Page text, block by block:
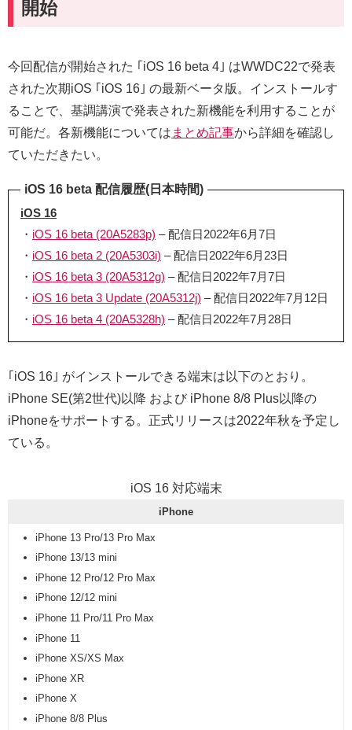
開始
今回配信が開始された ｢iOS 16 beta 4｣ はWWDC22で発表
された次期iOS ｢iOS 16｣ の最新ベータ版。インストールす
ることで、基調講演で発表された新機能を利用することが
可能だ。各新機能については まとめ記事から詳細を確認し
ていただきたい。
iOS 16 beta 配信履歴(日本時間)
iOS 16
・ iOS 16 beta (20A5283p) – 配信日2022年6月7日
・ iOS 16 beta 2 (20A5303i) – 配信日2022年6月23日
・ iOS 16 beta 3 (20A5312g) – 配信日2022年7月7日
・ iOS 16 beta 3 Update (20A5312j) – 配信日2022年7月12日
・ iOS 16 beta 4 (20A5328h) – 配信日2022年7月28日
｢iOS 16｣ がインストールできる端末は以下のとおり。
iPhone SE(第2世代)以降 および iPhone 8/8 Plus以降の
iPhoneをサポートする。正式リリースは2022年秋を予定し
ている。
iOS 16 対応端末
iPhone
iPhone 13 Pro/13 Pro Max
iPhone 13/13 mini
iPhone 12 Pro/12 Pro Max
iPhone 12/12 mini
iPhone 11 Pro/11 Pro Max
iPhone 11
iPhone XS/XS Max
iPhone XR
iPhone X
iPhone 8/8 Plus